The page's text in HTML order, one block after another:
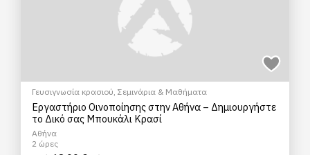
Γευσιγνωσία κρασιού, Σεμινάρια & Μαθήματα
Εργαστήριο Οινοποίησης στην Αθήνα – Δημιουργήστε
το Δικό σας Μπουκάλι Κρασί
Αθήνα
2 ώρες